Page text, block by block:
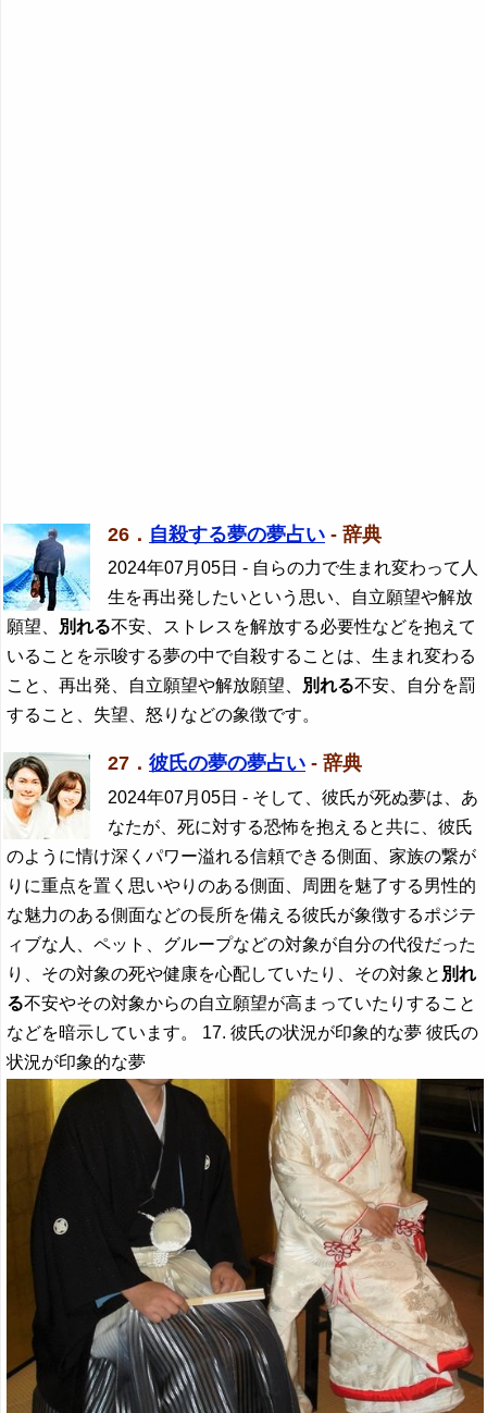
26． 自殺する夢の夢占い - 辞典
2024年07月05日 - 自らの力で生まれ変わって人
生を再出発したいという思い、自立願望や解放
願望、
別れる不安、ストレスを解放する必要性などを抱えて
いることを示唆する夢の中で自殺することは、生まれ変わる
こと、再出発、自立願望や解放願望、
別れる不安、自分を罰
すること、失望、怒りなどの象徴です。
27． 彼氏の夢の夢占い - 辞典
2024年07月05日 - そして、彼氏が死ぬ夢は、あ
なたが、死に対する恐怖を抱えると共に、彼氏
のように情け深くパワー溢れる信頼できる側面、家族の繋が
りに重点を置く思いやりのある側面、周囲を魅了する男性的
な魅力のある側面などの長所を備える彼氏が象徴するポジテ
ィブな人、ペット、グループなどの対象が自分の代役だった
り、その対象の死や健康を心配していたり、その対象と 別れ
る不安やその対象からの自立願望が高まっていたりすること
などを暗示しています。 17. 彼氏の状況が印象的な夢 彼氏の
状況が印象的な夢